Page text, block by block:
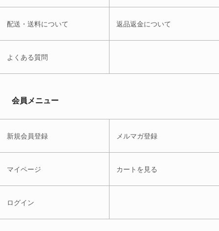
配送・送料について 返品返金について
よくある質問
会員メニュー
新規会員登録 メルマガ登録
マイページ カートを見る
ログイン